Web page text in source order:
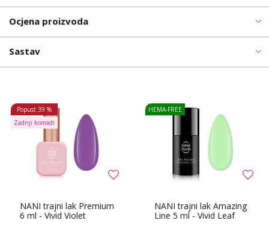
Ocjena proizvoda
Sastav
NANI trajni lak Premium
6 ml - Vivid Violet
Popust 39 %
Zadnji komadi
NANI trajni lak Amazing
Line 5 ml - Vivid Leaf
HEMA-FREE